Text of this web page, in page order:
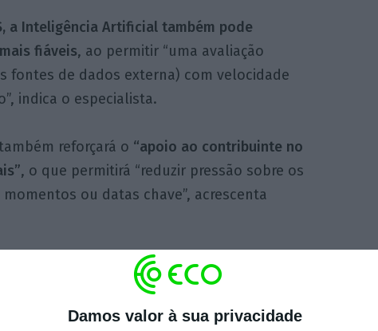
Damos valor à sua privacidade
a Inteligência Artificial também pode
fiáveis, ao permitir “uma avaliação
fontes de dados externa) com velocidade
indica o especialista.
reforçará o “apoio ao contribuinte no
, o que permitirá “reduzir pressão sobre os
ou datas chave”, acrescenta
dos